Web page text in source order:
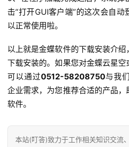
d
e
X
分
类
讯
Sign in Sign
击“打开GUI客户端”的这次会自
以正常使用啦。
以上就是金蝶软件的下载安装介
下载安装的。如果您对金蝶云星空
可以通过0512-58208750与我
企业需求，为您推荐合适的产品
软件。
本站(叮答)致力于工作相关知识交流